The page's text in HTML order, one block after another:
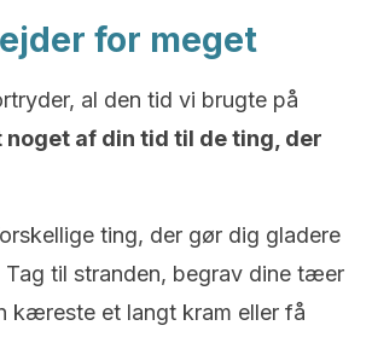
for meget
al den tid vi brugte på
af din tid til de ting, der
ting, der gør dig gladere
Tag til stranden, begrav dine tæer
kæreste et langt kram eller få